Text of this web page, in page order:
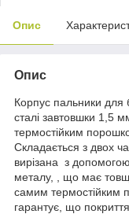
Опис
Опис
Корпус пальники для
сталі завтовшки 1,5
термостійким
Складається з двох
вирізана з
металу, , що має
самим термостійким
гарантує, що